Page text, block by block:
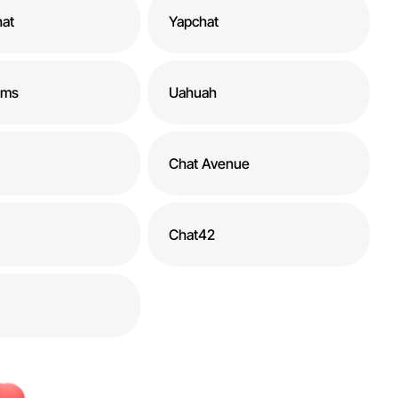
Yapchat
Uahuah
Chat Avenue
Chat42